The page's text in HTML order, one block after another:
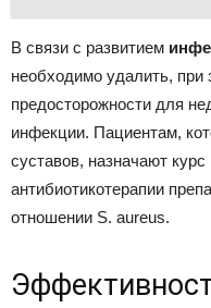
В связи с развитием
необходимо удалить,
предосторожности для
инфекции. Пациентам,
суставов, назначают
антибиотикотерапии
отношении S. aureus.